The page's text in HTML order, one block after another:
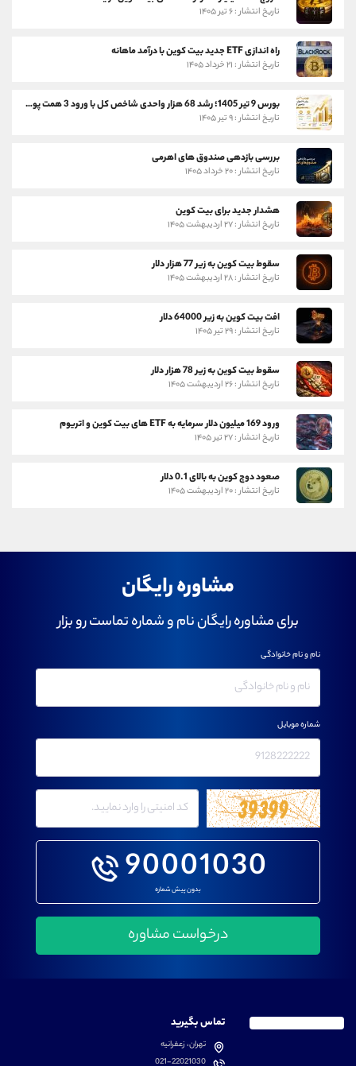
تاریخ انتشار : ۶ تیر ۱۴۰۵
راه اندازی ETF جدید بیت کوین با درآمد ماهانه
تاریخ انتشار : ۲۱ خرداد ۱۴۰۵
بورس 9 تیر 1405؛ رشد 68 هزار واحدی شاخص کل با ورود 3 همت پول حقیقی
تاریخ انتشار : ۹ تیر ۱۴۰۵
بررسی بازدهی صندوق های اهرمی
تاریخ انتشار : ۲۰ خرداد ۱۴۰۵
هشدار جدید برای بیت کوین
تاریخ انتشار : ۲۷ اردیبهشت ۱۴۰۵
سقوط بیت کوین به زیر 77 هزار دلار
تاریخ انتشار : ۲۸ اردیبهشت ۱۴۰۵
افت بیت کوین به زیر 64000 دلار
تاریخ انتشار : ۲۹ تیر ۱۴۰۵
سقوط بیت کوین به زیر 78 هزار دلار
تاریخ انتشار : ۲۶ اردیبهشت ۱۴۰۵
ورود 169 میلیون دلار سرمایه به ETF های بیت کوین و اتریوم
تاریخ انتشار : ۲۷ تیر ۱۴۰۵
صعود دوج کوین به بالای 0.1 دلار
تاریخ انتشار : ۲۰ اردیبهشت ۱۴۰۵
مشاوره رایگان
برای مشاوره رایگان نام و شماره تماست رو بزار
90001030
بدون پیش شماره
نام و نام خانوادگی
شماره موبایل
تماس بگیرید
تهران، زعفرانیه
021-22021030